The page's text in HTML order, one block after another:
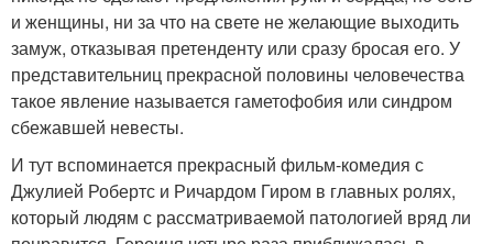
и женщины, ни за что на свете не желающие выходить
замуж, отказывая претенденту или сразу бросая его. У
представительниц прекрасной половины человечества
такое явление называется гаметофобия или синдром
сбежавшей невесты.
И тут вспоминается прекрасный фильм-комедия с
Джулией Робертс и Ричардом Гиром в главных ролях,
который людям с рассматриваемой патологией вряд ли